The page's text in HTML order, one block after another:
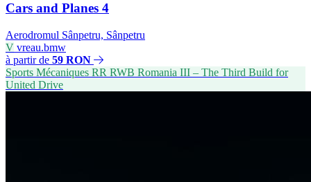
Cars and Planes 4
Aerodromul Sânpetru, Sânpetru
V vreau.bmw
à partir de 59 RON
Sports Mécaniques RR RWB Romania III – The Third Build for
United Drive